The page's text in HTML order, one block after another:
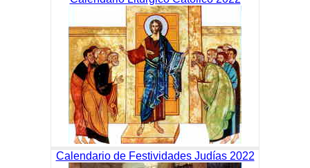
Calendario de Festividades Judías 2022